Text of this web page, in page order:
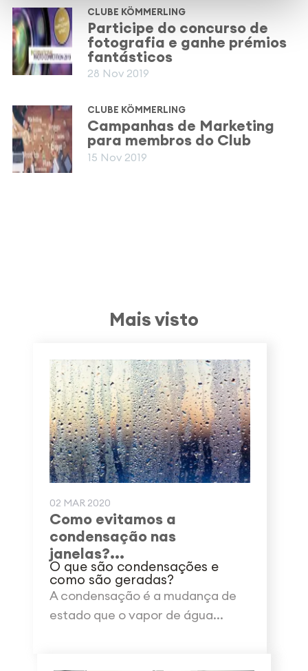
CLUBE KÖMMERLING
Participe do concurso de
fotografia e ganhe prémios
fantásticos
28 Nov 2019
CLUBE KÖMMERLING
Campanhas de Marketing
para membros do Club
15 Nov 2019
Mais visto
02 MAR 2020
Como evitamos a
condensação nas
janelas?...
O que são condensações e
como são geradas?
A condensação é a mudança de
estado que o vapor de água...